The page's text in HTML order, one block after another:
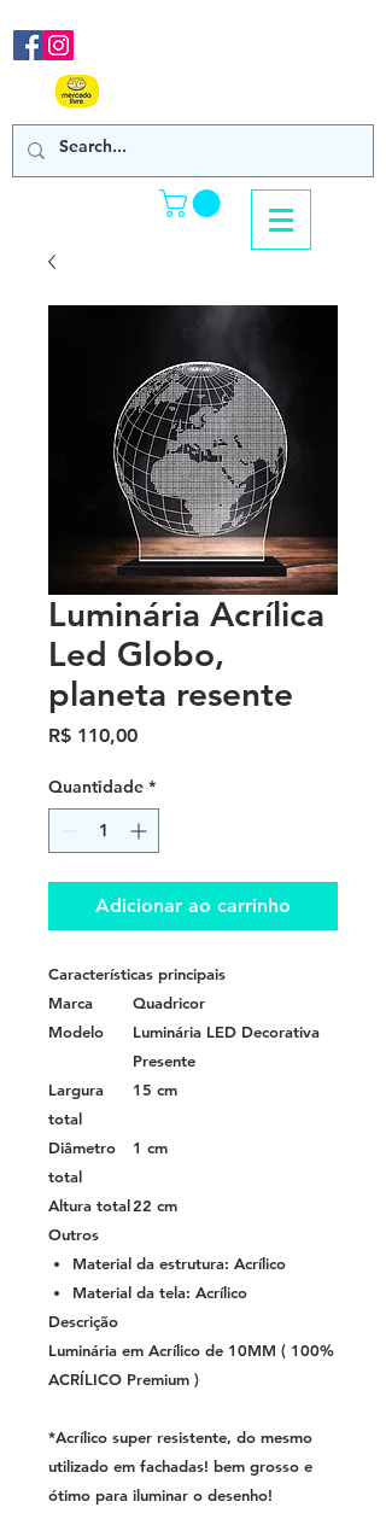
Luminária Acrílica
Led Globo,
planeta resente
R$ 110,00Preço
Quantidade *
Adicionar ao carrinho
Características principais
Marca
Quadricor
Modelo
Luminária LED Decorativa
Presente
Largura
total
15 cm
Diâmetro
total
1 cm
Altura total22 cm
Outros
Material da estrutura: Acrílico
Material da tela: Acrílico
Descrição
Luminária em Acrílico de 10MM ( 100%
ACRÍLICO Premium )
*Acrílico super resistente, do mesmo
utilizado em fachadas! bem grosso e
ótimo para iluminar o desenho!